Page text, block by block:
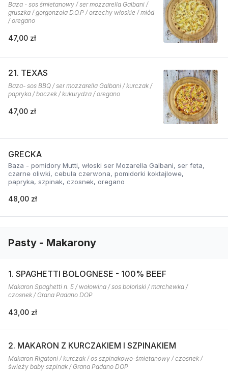
Baza - sos śmietanowy / ser mozzarella Galbani /
gruszka / gorgonzola D.O.P / orzechy włoskie / miód
/ oregano
47,00 zł
21. TEXAS
Baza- sos BBQ / ser mozzarella Galbani / kurczak /
papryka / boczek / kukurydza / oregano
47,00 zł
GRECKA
Baza - pomidory Mutti, włoski ser Mozarella Galbani, ser feta,
czarne oliwki, cebula czerwona, pomidorki koktajlowe,
papryka, szpinak, czosnek, oregano
48,00 zł
Pasty - Makarony
1. SPAGHETTI BOLOGNESE - 100% BEEF
Makaron Spaghetti n. 5 / wołowina / sos boloński / marchewka /
czosnek / Grana Padano DOP
43,00 zł
2. MAKARON Z KURCZAKIEM I SZPINAKIEM
Makaron Rigatoni / kurczak / os szpinakowo-śmietanowy / czosnek /
świeży baby szpinak / Grana Padano DOP